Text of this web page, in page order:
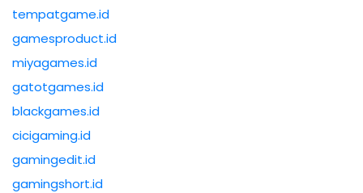
tempatgame.id
gamesproduct.id
miyagames.id
gatotgames.id
blackgames.id
cicigaming.id
gamingedit.id
gamingshort.id